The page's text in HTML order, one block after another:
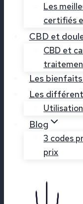
Les
certifiés
CBD et
CBD et
Les
Les
Blog
3 codes
prix